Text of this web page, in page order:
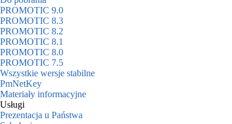
PROMOTIC 9.0
PROMOTIC 8.3
PROMOTIC 8.2
PROMOTIC 8.1
PROMOTIC 8.0
PROMOTIC 7.5
Wszystkie wersje stabilne
PmNetKey
Materiały informacyjne
Usługi
Prezentacja u Państwa